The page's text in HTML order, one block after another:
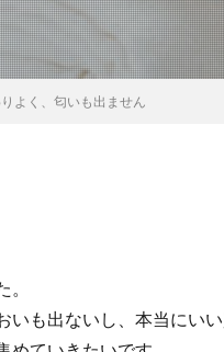
よく、匂いも出ません
も出ないし、本当にいい